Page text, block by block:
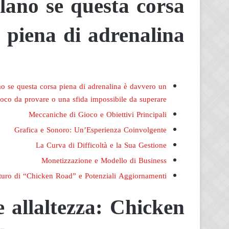
piena di adrenalina
se questa corsa piena di adrenalina è davvero un
da provare o una sfida impossibile da superare?
Meccaniche di Gioco e Obiettivi Principali
Grafica e Sonoro: Un’Esperienza Coinvolgente
La Curva di Difficoltà e la Sua Gestione
Monetizzazione e Modello di Business
di “Chicken Road” e Potenziali Aggiornamenti
allaltezza: Chicken
..دعوي
قضائية
تختصم
رئيس
قانون
التصالح
واعتراض
علي
مليارات
الجنيهات
لوقف تنفيذ قانون
جمع مليارات الجنيهات